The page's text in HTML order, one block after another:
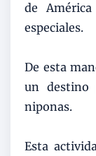
de
especiales.
De esta
un destino
niponas.
Esta